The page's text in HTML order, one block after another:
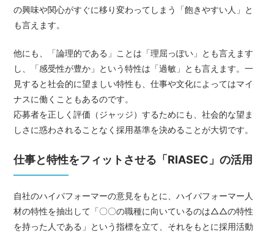
の興味や関心がすぐに移り変わってしまう「飽きやすい人」と
も言えます。
他にも、「論理的である」ことは「理屈っぽい」とも言えます
し、「感受性が豊か」という特性は「過敏」とも言えます。一
見すると社会的に望ましい特性も、仕事や文化によってはマイ
ナスに働くこともあるのです。
応募者を正しく評価（ジャッジ）するためにも、社会的な望ま
しさに惑わされることなく採用基準を決めることが大切です。
仕事と特性をフィットさせる「RIASEC」の活用
自社のハイパフォーマーの意見をもとに、ハイパフォーマー人
材の特性を抽出して「〇〇の職種に向いているのは△△の特性
を持った人である」という指標を立て、それをもとに採用活動